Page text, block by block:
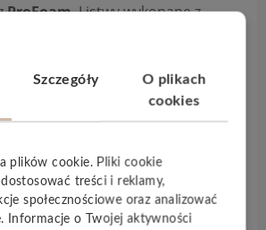
techniczna
ProFoam. Listwy wykonane z
tworzenia wyraźnych i
. Wszystkie listwy są
, dzięki czemu mogą być
Szczegóły
O plikach
cookies
plików cookie. Pliki cookie
treści i reklamy,
społecznościowe oraz analizować
Informacje o Twojej aktywności